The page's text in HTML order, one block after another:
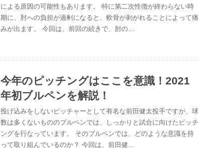
による原因の可能性もあります。 特に第二次性徴が終わらない時
期に、肘への負担が過剰になると、軟骨が剥がれることによって痛
みが出ます。 今回は、前回の続きで、肘の…
今年のピッチングはここを意識！2021
年初ブルペンを解説！
投げ込みをしないピッチャーとして有名な前田健太投手ですが、球
数は多くないもののブルペンでは、しっかりと試合に向けたピッチ
ングを行なっています。 そのブルペンでは、どのような意識を持
って取り組んでいるのか？ 今回は、前田健…